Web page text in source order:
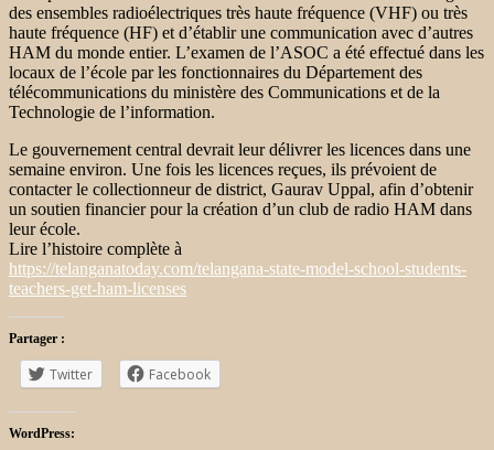
des ensembles radioélectriques très haute fréquence (VHF) ou très
haute fréquence (HF) et d’établir une communication avec d’autres
HAM du monde entier. L’examen de l’ASOC a été effectué dans les
locaux de l’école par les fonctionnaires du Département des
télécommunications du ministère des Communications et de la
Technologie de l’information.
Le gouvernement central devrait leur délivrer les licences dans une
semaine environ. Une fois les licences reçues, ils prévoient de
contacter le collectionneur de district, Gaurav Uppal, afin d’obtenir
un soutien financier pour la création d’un club de radio HAM dans
leur école.
Lire l’histoire complète à
https://telanganatoday.com/telangana-state-model-school-students-
teachers-get-ham-licenses
Partager :
Twitter Facebook
WordPress: